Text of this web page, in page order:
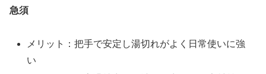
急須
メリット：把手で安定し湯切れがよく日常使いに強
い